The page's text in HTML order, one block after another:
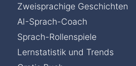
Zweisprachige Geschichten
AI-Sprach-Coach
Sprach-Rollenspiele
Lernstatistik und Trends